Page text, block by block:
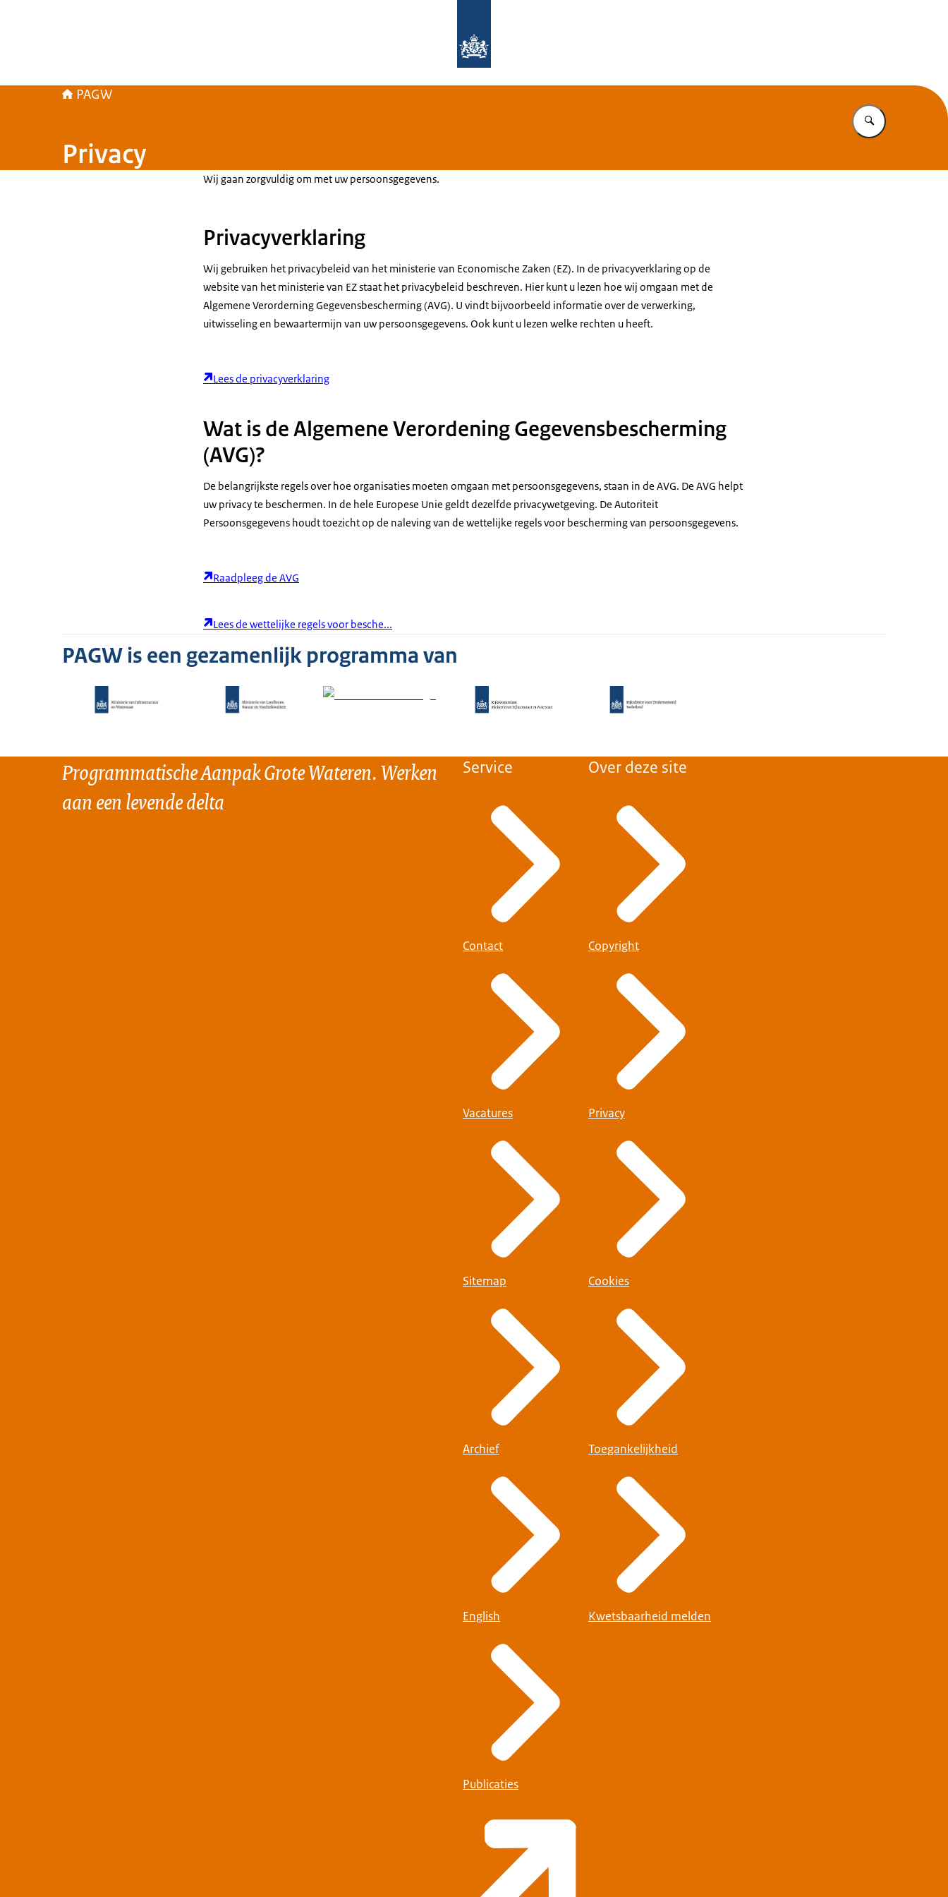
PAGW
Vul in wat u
Privacy
Wij gaan zorgvuldig om met uw persoonsgegevens.
Privacyverklaring
Wij gebruiken het privacybeleid van het ministerie van Economische Zaken (EZ). In de privacyverklaring op de
website van het ministerie van EZ staat het privacybeleid beschreven. Hier kunt u lezen hoe wij omgaan met de
Algemene Verorderning Gegevensbescherming (AVG). U vindt bijvoorbeeld informatie over de verwerking,
uitwisseling en bewaartermijn van uw persoonsgegevens. Ook kunt u lezen welke rechten u heeft.
Lees de privacyverklaring
Wat is de Algemene Verordening Gegevensbescherming
(AVG)?
De belangrijkste regels over hoe organisaties moeten omgaan met persoonsgegevens, staan in de AVG. De AVG helpt
uw privacy te beschermen. In de hele Europese Unie geldt dezelfde privacywetgeving. De Autoriteit
Persoonsgegevens houdt toezicht op de naleving van de wettelijke regels voor bescherming van persoonsgegevens.
Raadpleeg de AVG
Lees de wettelijke regels voor besche...
PAGW is een gezamenlijk programma van
Programmatische Aanpak Grote Wateren. Werken
aan een levende delta
Service
Contact
Vacatures
Sitemap
Archief
English
Publicaties
Over deze site
Copyright
Privacy
Cookies
Toegankelijkheid
Kwetsbaarheid melden